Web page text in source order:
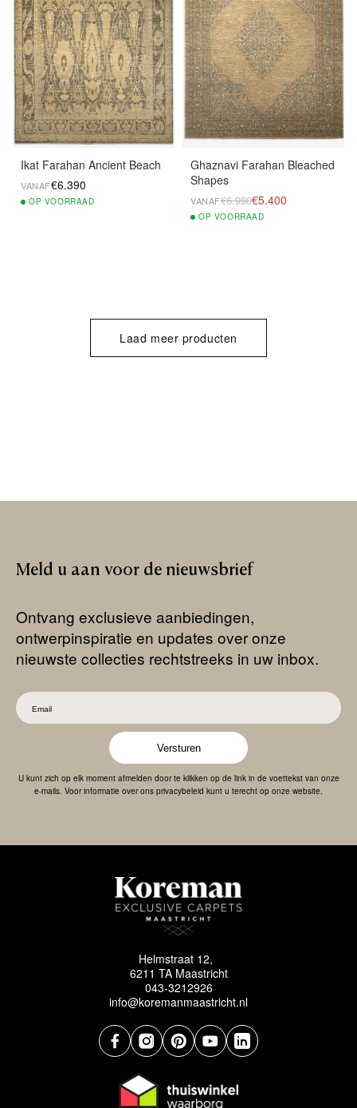
Ikat Farahan Ancient Beach
VANAF€6.390
OP VOORRAAD
Ghaznavi Farahan Bleached
Shapes
VANAF€6.990€5.400
OP VOORRAAD
Laad meer producten
Meld u aan voor de nieuwsbrief
Ontvang exclusieve aanbiedingen,
ontwerpinspiratie en updates over onze
nieuwste collecties rechtstreeks in uw inbox.
Versturen
U kunt zich op elk moment afmelden door te klikken op de link in de voettekst van onze
e-mails. Voor informatie over ons privacybeleid kunt u terecht op onze website.
Helmstraat 12,
6211 TA Maastricht
043-3212926
info@koremanmaastricht.nl